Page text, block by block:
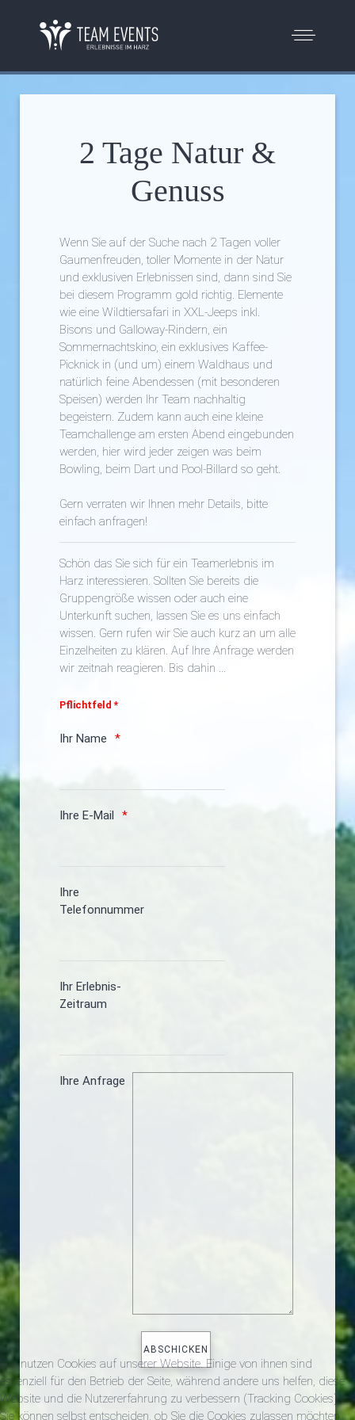
2 Tage Natur &
Genuss
Wenn Sie auf der Suche nach 2 Tagen voller
Gaumenfreuden, toller Momente in der Natur
und exklusiven Erlebnissen sind, dann sind Sie
bei diesem Programm gold richtig. Elemente
wie eine Wildtiersafari in XXL-Jeeps inkl.
Bisons und Galloway-Rindern, ein
Sommernachtskino, ein exklusives Kaffee-
Picknick in (und um) einem Waldhaus und
natürlich feine Abendessen (mit besonderen
Speisen) werden Ihr Team nachhaltig
begeistern. Zudem kann auch eine kleine
Teamchallenge am ersten Abend eingebunden
werden, hier wird jeder zeigen was beim
Bowling, beim Dart und Pool-Billard so geht.
Gern verraten wir Ihnen mehr Details, bitte
einfach anfragen!
Schön das Sie sich für ein Teamerlebnis im
Harz interessieren. Sollten Sie bereits die
Gruppengröße wissen oder auch eine
Unterkunft suchen, lassen Sie es uns einfach
wissen. Gern rufen wir Sie auch kurz an um alle
Einzelheiten zu klären. Auf Ihre Anfrage werden
wir zeitnah reagieren. Bis dahin ...
Pflichtfeld *
Ihr Name
Ihre E-Mail
Ihre
Telefonnummer
Ihr Erlebnis-
Zeitraum
Ihre Anfrage
Wir nutzen Cookies auf unserer Website. Einige von ihnen sind
essenziell für den Betrieb der Seite, während andere uns helfen, diese
Website und die Nutzererfahrung zu verbessern (Tracking Cookies).
Sie können selbst entscheiden, ob Sie die Cookies zulassen möchten.